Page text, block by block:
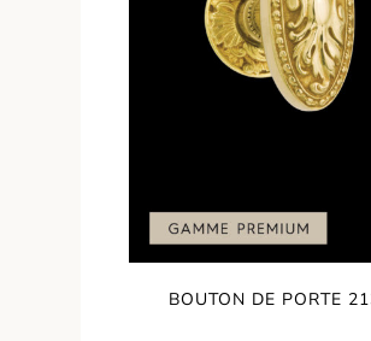
BOUTON DE PORTE